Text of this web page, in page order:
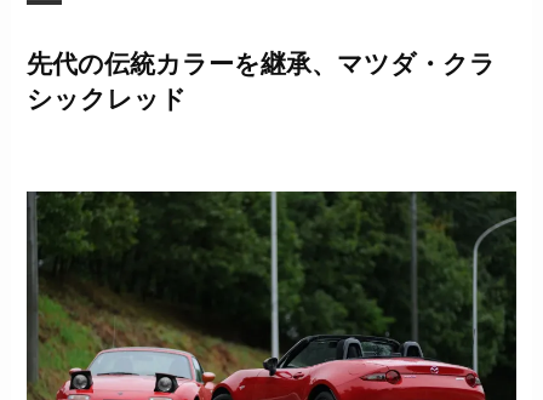
先代の伝統カラーを継承、マツダ・クラ
シックレッド